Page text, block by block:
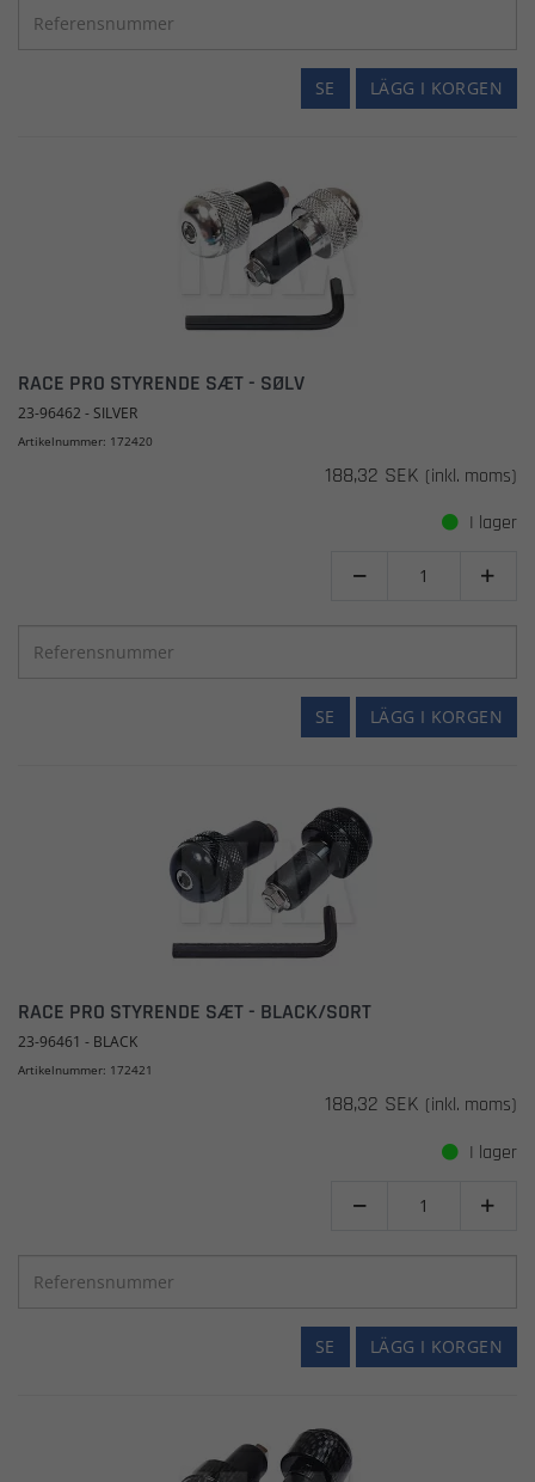
LÄGG I KORGEN
SE
RACE PRO STYRENDE SÆT - SØLV
23-96462 - SILVER
Artikelnummer: 172420
188,32 SEK (inkl. moms)
I lager
 
LÄGG I KORGEN
SE
RACE PRO STYRENDE SÆT - BLACK/SORT
23-96461 - BLACK
Artikelnummer: 172421
188,32 SEK (inkl. moms)
I lager
 
LÄGG I KORGEN
SE